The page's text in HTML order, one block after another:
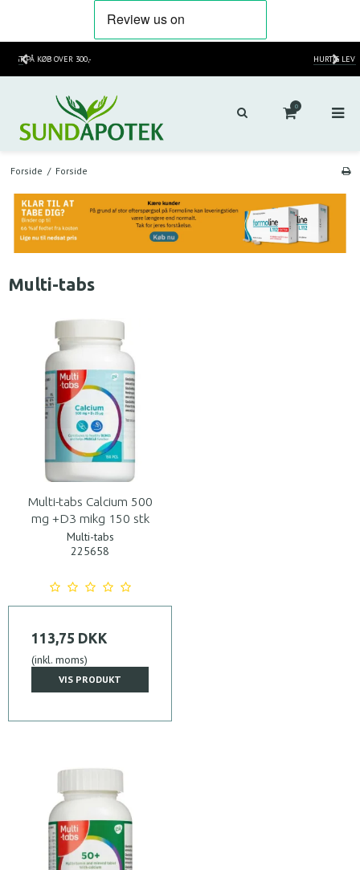
0
Forside / Forside
Multi-tabs
Multi-tabs Calcium 500
mg +D3 mikg 150 stk
Multi-tabs
225658
113,75 DKK
(inkl. moms)
VIS PRODUKT